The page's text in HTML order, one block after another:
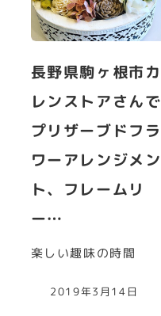
長野県駒ヶ根市カ
レンストアさんで
プリザーブドフラ
ワーアレンジメン
ト、フレームリ
ー…
楽しい趣味の時間
2019年3月14日